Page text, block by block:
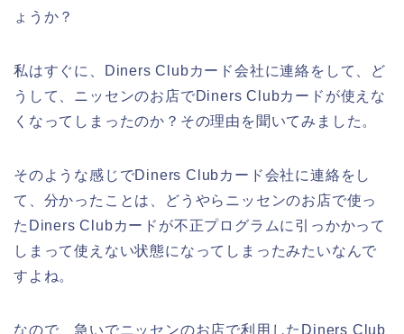
ょうか？
私はすぐに、Diners Clubカード会社に連絡をして、ど
うして、ニッセンのお店でDiners Clubカードが使えな
くなってしまったのか？その理由を聞いてみました。
そのような感じでDiners Clubカード会社に連絡をし
て、分かったことは、どうやらニッセンのお店で使っ
たDiners Clubカードが不正プログラムに引っかかって
しまって使えない状態になってしまったみたいなんで
すよね。
なので、急いでニッセンのお店で利用したDiners Club